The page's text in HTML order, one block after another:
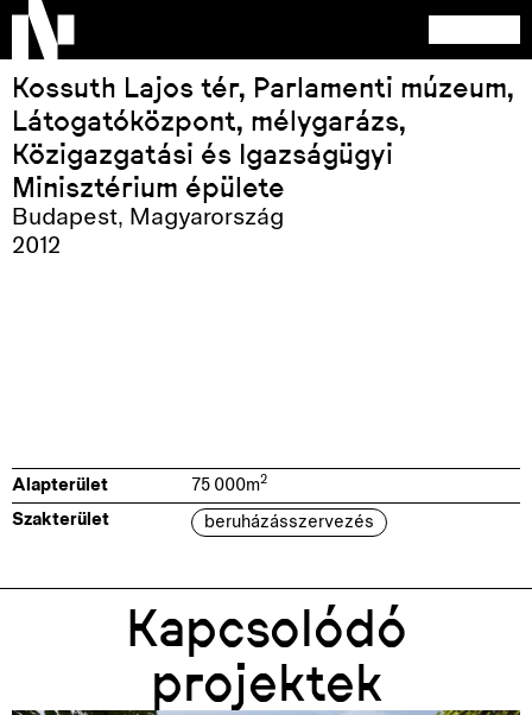
Kossuth Lajos tér, Parlamenti múzeum,
Látogatóközpont, mélygarázs,
Közigazgatási és Igazságügyi
Minisztérium épülete
Budapest, Magyarország
2012
Alapterület 75 000m2
Szakterület beruházásszervezés
Kapcsolódó
projektek